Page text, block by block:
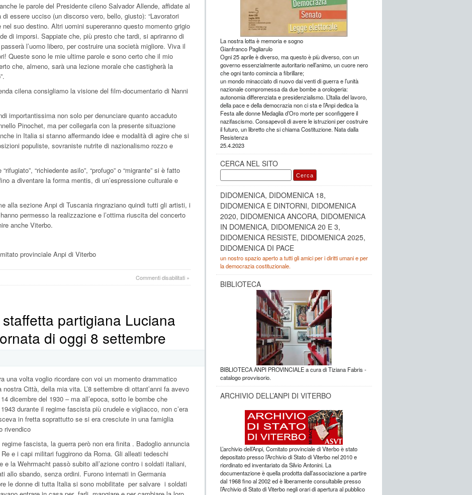
le parole del Presidente cileno Salvador Allende, affidate al
essere ucciso (un discorso vero, bello, giusto): “Lavoratori
suo destino. Altri uomini supereranno questo momento grigio
di imporsi. Sappiate che, più presto che tardi, si apriranno di
l’uomo libero, per costruire una società migliore. Viva il
Queste sono le mie ultime parole e sono certo che il mio
che, almeno, sarà una lezione morale che castigherà la
cilena consigliamo la visione del film-documentario di Nanni
importantissima non solo per denunciare quanto accaduto
Pinochet, ma per collegarla con la presente situazione
in Italia si stanno affermando idee e modalità di agire che si
populiste, sovraniste nutrite di nazionalismo rozzo e
“richiedente asilo”, “profugo” o “migrante” si è fatto
a diventare la forma mentis, di un’espressione culturale e
alla sezione Anpi di Tuscania ringraziano quindi tutti gli artisti, i
permesso la realizzazione e l’ottima riuscita del concerto
anche Viterbo.
provinciale Anpi di Viterbo
Commenti disabilitatisu
Concerto
colpo
stato
»
partigiana Luciana
di oggi 8 settembre
una volta voglio ricordare con voi un momento drammatico
Città, della mia vita. L’8 settembre di ottant’anni fa avevo
dicembre del 1930 – ma all’epoca, sotto le bombe che
durante il regime fascista più crudele e vigliacco, non c’era
in fretta soprattutto se si era cresciute in una famiglia
rivendico
fascista, la guerra però non era finita . Badoglio annuncia
e i capi militari fuggirono da Roma. Gli alleati tedeschi
e la Wehrmacht passò subito all’azione contro i soldati italiani,
allo sbando, senza ordini. Furono internati in Germania
le donne di tutta Italia si sono mobilitate per salvare i soldati
La nostra lotta è memoria e sogno
Gianfranco Pagliarulo
Ogni 25 aprile è diverso, ma questo è più diverso, con un
governo essenzialmente autoritario nell’animo, un cuore nero
che ogni tanto comincia a fibrillare;
un mondo minacciato di nuovo dai venti di guerra e l’unità
nazionale compromessa da due bombe a orologeria:
autonomia differenziata e presidenzialismo. L’Italia del lavoro,
della pace e della democrazia non ci sta e l’Anpi dedica la
Festa alle donne Medaglia d’Oro morte per sconfiggere il
nazifascismo. Consapevoli di avere le istruzioni per costruire
il futuro, un libretto che si chiama Costituzione. Nata dalla
Resistenza
25.4.2023
CERCA NEL SITO
Ricerca
per:
DIDOMENICA, DIDOMENICA 18,
DIDOMENICA E DINTORNI, DIDOMENICA
2020, DIDOMENICA ANCORA, DIDOMENICA
IN DOMENICA, DIDOMENICA 20 E 3,
DIDOMENICA RESISTE, DIDOMENICA 2025,
DIDOMENICA DI PACE
un nostro spazio aperto a tutti gli amici per i diritti umani e per
la democrazia costituzionale.
BIBLIOTECA
BIBLIOTECA ANPI PROVINCIALE a cura di Tiziana Fabris -
catalogo provvisorio.
ARCHIVIO DELL’ANPI DI VITERBO
L’archivio dell’Anpi, Comitato provinciale di Viterbo è stato
depositato presso l’Archivio di Stato di Viterbo nel 2010 e
riordinato ed inventariato da Silvio Antonini. La
documentazione è quella prodotta dall’associazione a partire
dal 1968 fino al 2002 ed è liberamente consultabile presso
l’Archivio di Stato di Viterbo negli orari di apertura al pubblico